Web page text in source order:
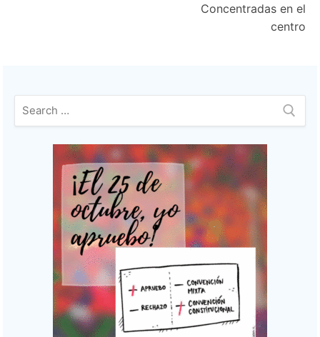
Concentradas en el
centro
Buscar: